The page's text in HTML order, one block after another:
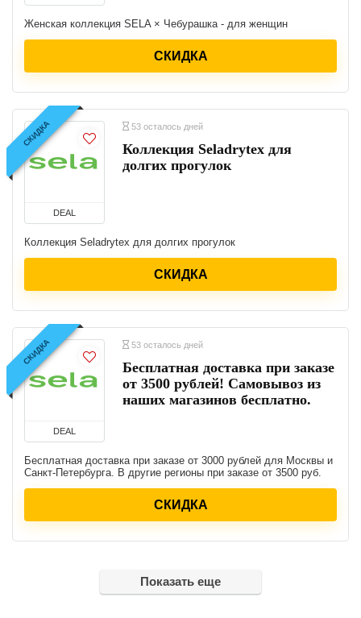
Женская коллекция SELA × Чебурашка - для женщин
СКИДКА
СКИДКА
DEAL
53 осталось дней
Коллекция Seladrytex для
долгих прогулок
Коллекция Seladrytex для долгих прогулок
СКИДКА
СКИДКА
DEAL
53 осталось дней
Бесплатная доставка при заказе
от 3500 рублей! Самовывоз из
наших магазинов бесплатно.
Бесплатная доставка при заказе от 3000 рублей для Москвы и
Санкт-Петербурга. В другие регионы при заказе от 3500 руб.
СКИДКА
Показать еще